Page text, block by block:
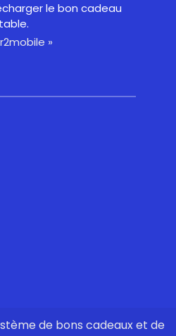
le bon cadeau
»
de bons cadeaux et de